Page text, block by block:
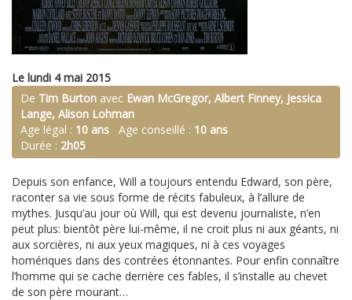
Le lundi 4 mai 2015
De Tim Burton avec Ewan McGregor, Albert Finney, Jessica
Lange, Alison Lohman
Age légal : 10 ans Age conseillé : 10 ans
Durée : 2h05
Depuis son enfance, Will a toujours entendu Edward, son père,
raconter sa vie sous forme de récits fabuleux, à l’allure de
mythes. Jusqu’au jour où Will, qui est devenu journaliste, n’en
peut plus: bientôt père lui-même, il ne croit plus ni aux géants, ni
aux sorcières, ni aux yeux magiques, ni à ces voyages
homériques dans des contrées étonnantes. Pour enfin connaître
l’homme qui se cache derrière ces fables, il s’installe au chevet
de son père mourant…